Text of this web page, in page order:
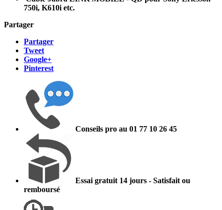
750i, K610i etc.
Partager
Partager
Tweet
Google+
Pinterest
Conseils pro au 01 77 10 26 45
Essai gratuit 14 jours - Satisfait ou
remboursé